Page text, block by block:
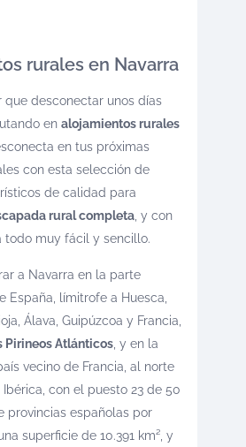
rurales en Navarra
que desconectar unos días
en alojamientos rurales
en tus próximas
con esta selección de
de calidad para
rural completa , y con
todo muy fácil y sencillo.
a Navarra en la parte
España, límitrofe a Huesca,
Álava, Guipúzcoa y Francia,
Pirineos Atlánticos , y en la
vecino de Francia, al norte
con el puesto 23 de 50
provincias españolas por
superficie de 10.391 km², y